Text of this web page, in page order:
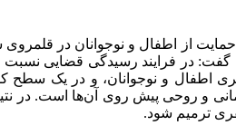
از اطفال و نوجوانان در قلمروی
در فرایند رسیدگی قضایی نسبت
اطفال و نوجوانان، و در یک سطح
و روحی پیش روی آن‌ها است. در
ترمیم شود.